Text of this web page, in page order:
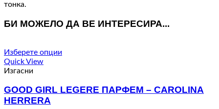
тонка.
БИ МОЖЕЛО ДА ВЕ ИНТЕРЕСИРА...
Изберете опции
Quick View
Изгасни
GOOD GIRL LEGERE ПАРФЕМ – CAROLINA
HERRERA